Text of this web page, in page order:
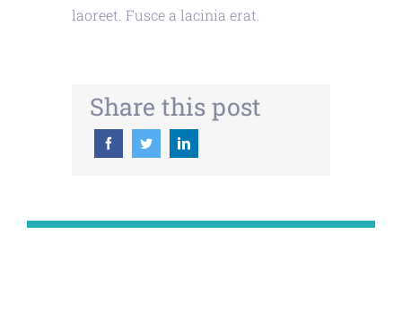
laoreet. Fusce a lacinia erat.
Share this post